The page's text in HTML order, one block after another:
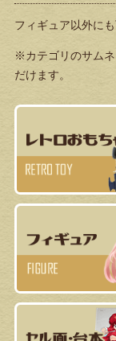
フィギュア以外に
※カテゴリのサム
だけます。